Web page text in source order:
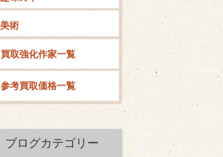
美術
買取強化作家一覧
参考買取価格一覧
ブログカテゴリー